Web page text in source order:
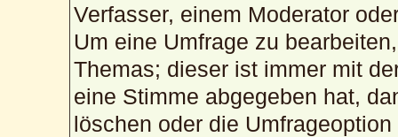
Verfasser, einem Moderator
Um eine Umfrage zu
Themas; dieser ist immer mit
eine Stimme abgegeben hat,
löschen oder die